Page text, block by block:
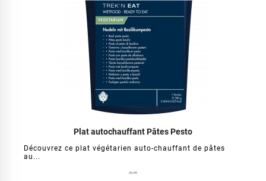
Plat autochauffant Pâtes Pesto
Découvrez ce plat végétarien auto-chauffant de pâtes
au...